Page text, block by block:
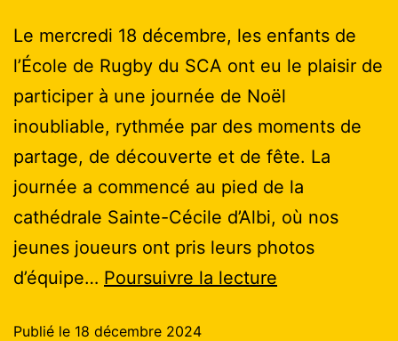
Le mercredi 18 décembre, les enfants de
l’École de Rugby du SCA ont eu le plaisir de
participer à une journée de Noël
inoubliable, rythmée par des moments de
partage, de découverte et de fête. La
journée a commencé au pied de la
cathédrale Sainte-Cécile d’Albi, où nos
jeunes joueurs ont pris leurs photos
d’équipe… Poursuivre la lecture
Publié le 18 décembre 2024